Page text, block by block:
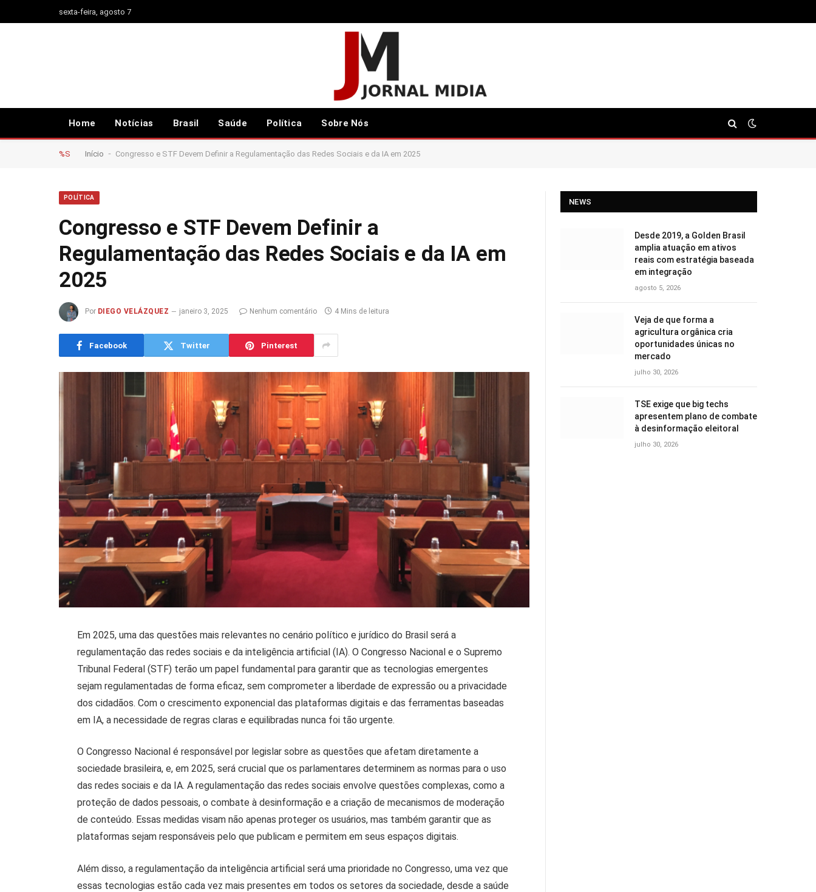
sexta-feira, agosto 7
Home Notícias Brasil Saúde Política Sobre Nós
%S Início - Congresso e STF Devem Definir a Regulamentação das Redes Sociais e da IA em 2025
POLÍTICA
Congresso e STF Devem Definir a
Regulamentação das Redes Sociais e da IA em
2025
Por DIEGO VELÁZQUEZ janeiro 3, 2025 Nenhum comentário 4 Mins de leitura
Facebook Twitter Pinterest
Em 2025, uma das questões mais relevantes no cenário político e jurídico do Brasil será a
regulamentação das redes sociais e da inteligência artificial (IA). O Congresso Nacional e o Supremo
Tribunal Federal (STF) terão um papel fundamental para garantir que as tecnologias emergentes
sejam regulamentadas de forma eficaz, sem comprometer a liberdade de expressão ou a privacidade
dos cidadãos. Com o crescimento exponencial das plataformas digitais e das ferramentas baseadas
em IA, a necessidade de regras claras e equilibradas nunca foi tão urgente.
O Congresso Nacional é responsável por legislar sobre as questões que afetam diretamente a
sociedade brasileira, e, em 2025, será crucial que os parlamentares determinem as normas para o uso
das redes sociais e da IA. A regulamentação das redes sociais envolve questões complexas, como a
proteção de dados pessoais, o combate à desinformação e a criação de mecanismos de moderação
de conteúdo. Essas medidas visam não apenas proteger os usuários, mas também garantir que as
plataformas sejam responsáveis pelo que publicam e permitem em seus espaços digitais.
Além disso, a regulamentação da inteligência artificial será uma prioridade no Congresso, uma vez que
essas tecnologias estão cada vez mais presentes em todos os setores da sociedade, desde a saúde
NEWS
Desde 2019, a Golden Brasil
amplia atuação em ativos
reais com estratégia baseada
em integração
agosto 5, 2026
Veja de que forma a
agricultura orgânica cria
oportunidades únicas no
mercado
julho 30, 2026
TSE exige que big techs
apresentem plano de combate
à desinformação eleitoral
julho 30, 2026